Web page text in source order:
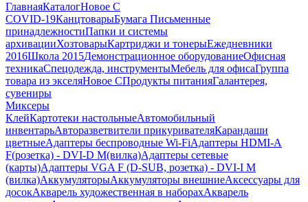
ГлавнаяКаталогНовое С
COVID-19КанцтоварыБумага Письменные
принадлежностиПапки и системы
архивацииХозтоварыКартриджи и тонерыЕжедневники
2016Школа 2015Демонстрационное оборудованиеОфисная
техникаСпецодежда, инструментыМебель для офисаГруппа
товара из экселяНовое СПродукты питанияГалантерея,
сувениры
Миксеры
КлейКартотеки настольныеАвтомобильный
инвентарьАвторазветвители прикуривателяКарандаши
цветныеАдаптеры беспроводные Wi-FiАдаптеры HDMI-A
F(розетка) - DVI-D M(вилка)Адаптеры сетевые
(карты)Адаптеры VGA F (D-SUB, розетка) - DVI-I M
(вилка)АккумуляторыАккумуляторы внешниеАксессуары для
досокАкварель художественная в наборахАкварель